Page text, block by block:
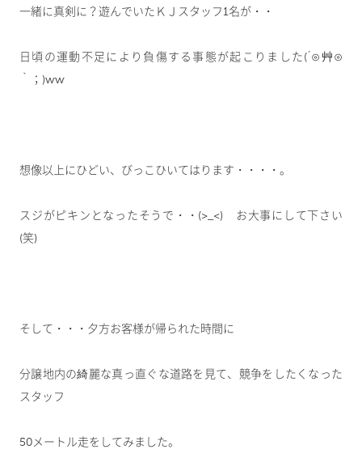
一緒に真剣に？遊んでいたＫＪスタッフ1名が・・
日頃の運動不足により負傷する事態が起こりました(´⊙艸⊙
｀；)ww
想像以上にひどい、びっこひいてはります・・・・。
スジがピキンとなったそうで・・(>_<) お大事にして下さい
(笑)
そして・・・夕方お客様が帰られた時間に
分譲地内の綺麗な真っ直ぐな道路を見て、競争をしたくなった
スタッフ
50メートル走をしてみました。